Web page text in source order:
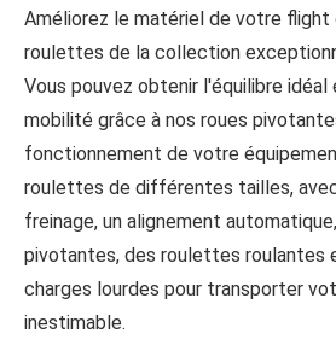
Améliorez le matériel de votre flight
roulettes de la collection
Vous pouvez obtenir l'équilibre
mobilité grâce à nos roues
fonctionnement de votre
roulettes de différentes tailles,
freinage, un alignement
pivotantes, des roulettes roulantes
charges lourdes pour transporter
inestimable.